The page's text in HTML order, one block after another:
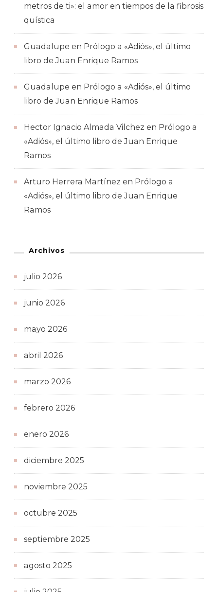
metros de ti»: el amor en tiempos de la fibrosis
quística
Guadalupe en Prólogo a «Adiós», el último
libro de Juan Enrique Ramos
Guadalupe en Prólogo a «Adiós», el último
libro de Juan Enrique Ramos
Hector Ignacio Almada Vilchez en Prólogo a
«Adiós», el último libro de Juan Enrique
Ramos
Arturo Herrera Martínez en Prólogo a
«Adiós», el último libro de Juan Enrique
Ramos
Archivos
julio 2026
junio 2026
mayo 2026
abril 2026
marzo 2026
febrero 2026
enero 2026
diciembre 2025
noviembre 2025
octubre 2025
septiembre 2025
agosto 2025